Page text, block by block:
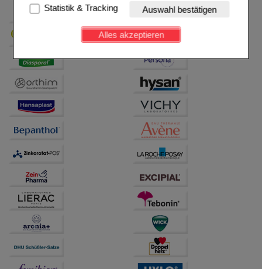
Website notwendig sind (z.B. Navigation, Warenkorb,
Kundenkonto), weshalb auf diese nicht verzichtet
werden kann.
Einkaufserlebnis noch ansprechender zu gestalten,
beispielsweise für die Wiedererkennung des
Besuchers oder unsere Seite an bevorzugte
Verhaltensweisen (z.B. Spracheinstellung)
anzupassen. Komfort-Cookies ermöglichen es uns
auch auf Ihre Bedürfnisse zugeschrittene Inhalte
anzuzeigen und unser Partnerprogramm zu
betreiben.
Statistik & Tracking:
Hierüber lassen sich
unserer Website sammeln, mit deren Hilfe wir unsere
Website weiter für Sie optimieren können, den Inhalt
auf unserer Website aber auch die Werbung auf
Drittseiten möglichst relevant für Sie zu gestalten.
Bitte beachten Sie, dass Daten hierfür teilweise an
Dritte wie z.B. Google oder soziale Medien
Statistik & Tracking Auswahl bestätigen
Alles akzeptieren